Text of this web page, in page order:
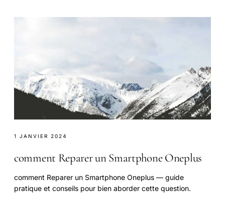
1 JANVIER 2024
comment Reparer un Smartphone Oneplus
comment Reparer un Smartphone Oneplus — guide
pratique et conseils pour bien aborder cette question.